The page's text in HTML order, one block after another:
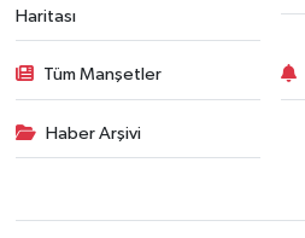
Haritası
Tüm Manşetler
Haber Arşivi